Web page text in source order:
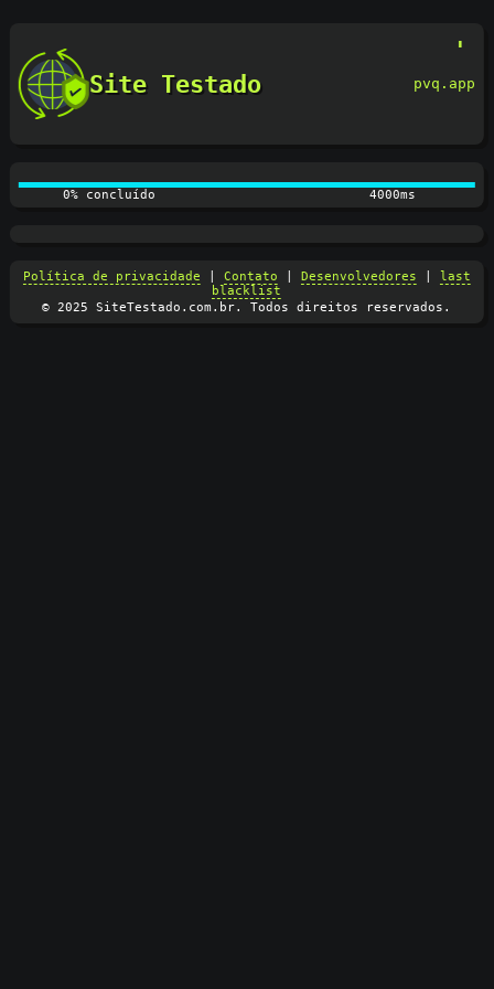
Site Testado pvq.app
0% concluído 4100ms
Política de privacidade Contato Desenvolvedores
last
blacklist
© 2025 SiteTestado.com.br. Todos direitos reservados.